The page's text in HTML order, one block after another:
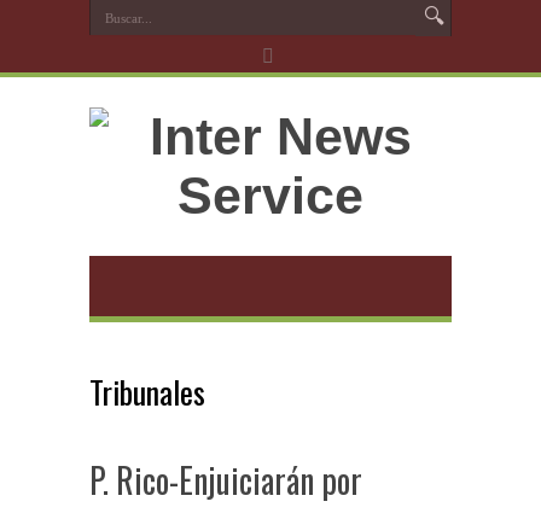
Tribunales
P. Rico-Enjuiciarán por